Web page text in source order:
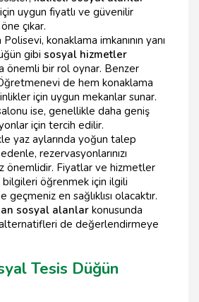
uygun fiyatlı ve güvenilir
çıkar.
konaklama imkanının yanı
gibi sosyal hizmetler
önemli bir rol oynar. Benzer
de hem konaklama
için uygun mekanlar sunar.
ise, genellikle daha geniş
için tercih edilir.
yaz aylarında yoğun talep
rezervasyonlarınızı
önemlidir. Fiyatlar ve hizmetler
öğrenmek için ilgili
en sağlıklısı olacaktır.
sosyal alanlar konusunda
de değerlendirmeye
Tesis Düğün